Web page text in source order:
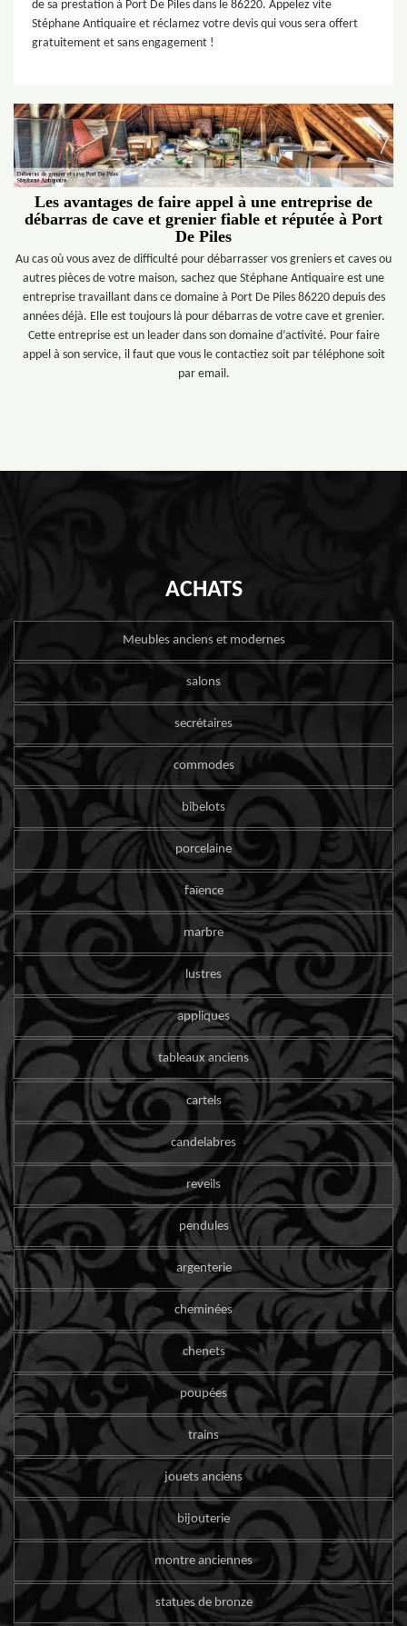
de sa prestation à Port De Piles dans le 86220. Appelez vite
Stéphane Antiquaire et réclamez votre devis qui vous sera offert
gratuitement et sans engagement !
Les avantages de faire appel à une entreprise de
débarras de cave et grenier fiable et réputée à Port
De Piles
Au cas où vous avez de difficulté pour débarrasser vos greniers et caves ou
autres pièces de votre maison, sachez que Stéphane Antiquaire est une
entreprise travaillant dans ce domaine à Port De Piles 86220 depuis des
années déjà. Elle est toujours là pour débarras de votre cave et grenier.
Cette entreprise est un leader dans son domaine d’activité. Pour faire
appel à son service, il faut que vous le contactiez soit par téléphone soit
par email.
ACHATS
Meubles anciens et modernes
salons
secrétaires
commodes
bibelots
porcelaine
faïence
marbre
lustres
appliques
tableaux anciens
cartels
candelabres
reveils
pendules
argenterie
cheminées
chenets
poupées
trains
jouets anciens
bijouterie
montre anciennes
statues de bronze